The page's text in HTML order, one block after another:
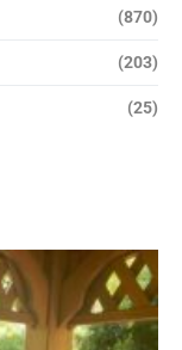
(870)
(203)
(25)